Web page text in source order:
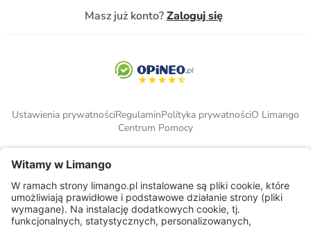
Masz już konto?Zaloguj się
Ustawienia prywatnościRegulaminPolityka prywatnościO Limango
Centrum Pomocy